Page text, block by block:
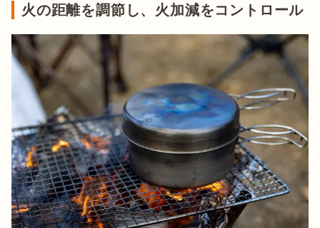
火の距離を調節し、火加減をコントロール